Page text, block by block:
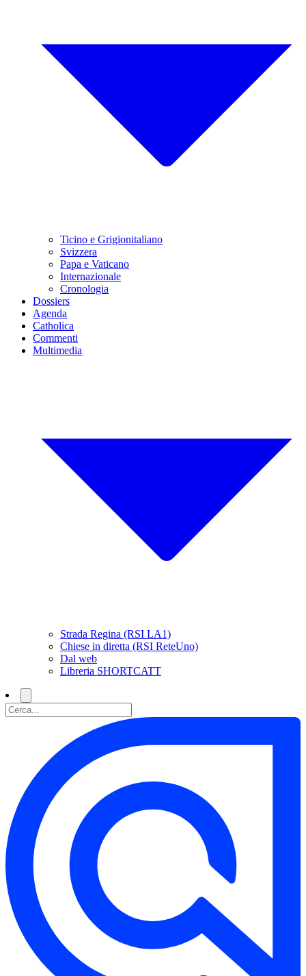
Ticino e Grigionitaliano
Svizzera
Papa e Vaticano
Internazionale
Cronologia
Dossiers
Agenda
Catholica
Commenti
Multimedia
Strada Regina (RSI LA1)
Chiese in diretta (RSI ReteUno)
Dal web
Libreria SHORTCATT